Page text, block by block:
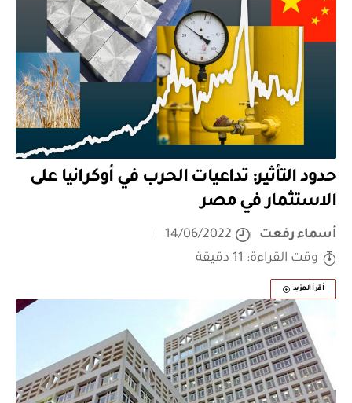
حدود التأثير: تداعيات الحرب في أوكرانيا على
الاستثمار في مصر
أسماء رفعت
14/06/2022
وقت القراءة: 11 دقيقة
أقرأ المزيد